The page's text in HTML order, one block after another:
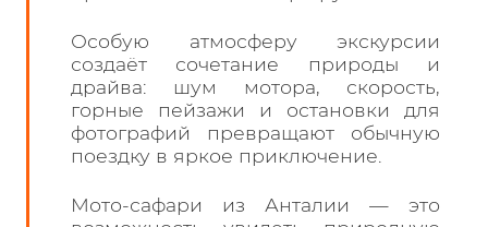
Особую атмосферу экскурсии
создаёт сочетание природы и
драйва: шум мотора, скорость,
горные пейзажи и остановки для
фотографий превращают обычную
поездку в яркое приключение.
Мото-сафари из Анталии — это